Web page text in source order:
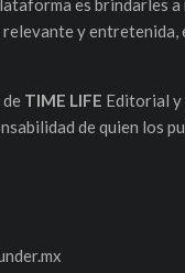
es brindarles a
y entretenida,
TIME LIFE Editorial
de quien los